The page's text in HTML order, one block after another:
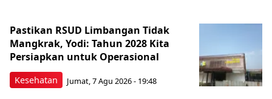
Kesehatan
Pastikan RSUD Limbangan Tidak
Mangkrak, Yodi: Tahun 2028 Kita
Persiapkan untuk Operasional
Jumat, 7 Agu 2026 - 19:48